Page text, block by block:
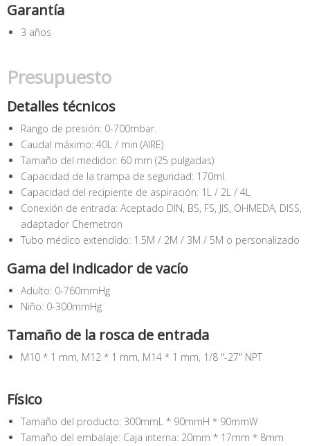
Garantía
3 años
Presupuesto
Detalles técnicos
Rango de presión: 0-700mbar.
Caudal máximo: 40L / min (AIRE)
Tamaño del medidor: 60 mm (25 pulgadas)
Capacidad de la trampa de seguridad: 170ml.
Capacidad del recipiente de aspiración: 1L / 2L / 4L
Conexión de entrada: Aceptado DIN, BS, FS, JIS, OHMEDA, DISS,
adaptador Chemetron
Tubo médico extendido: 1.5M / 2M / 3M / 5M o personalizado
Gama del indicador de vacío
Adulto: 0-760mmHg
Niño: 0-300mmHg
Tamaño de la rosca de entrada
M10 * 1 mm, M12 * 1 mm, M14 * 1 mm, 1/8 "-27" NPT
Físico
Tamaño del producto: 300mmL * 90mmH * 90mmW
Tamaño del embalaje: Caja interna: 20mm * 17mm * 8mm